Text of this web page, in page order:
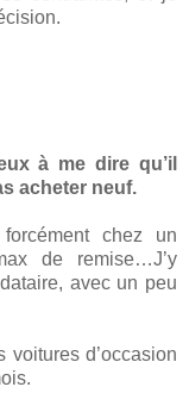
à me dire qu’il
acheter neuf.
chez un
de remise…J’y
avec un peu
d’occasion